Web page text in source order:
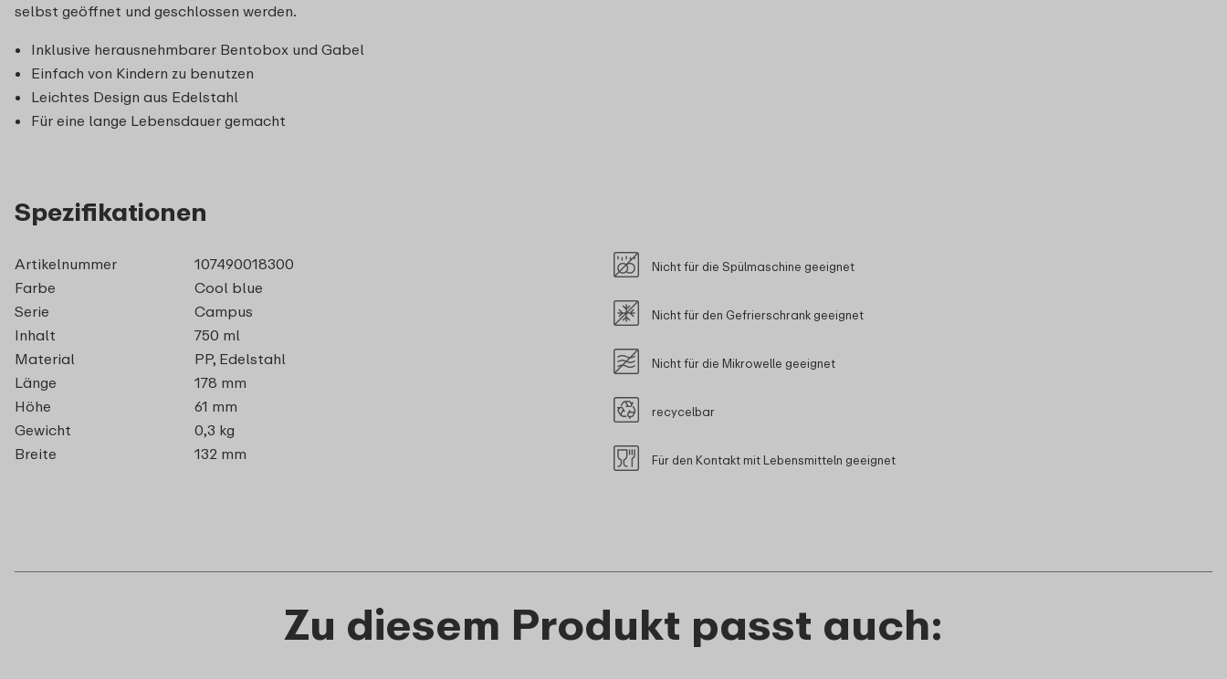
selbst geöffnet und geschlossen werden.
Inklusive herausnehmbarer Bentobox und Gabel
Einfach von Kindern zu benutzen
Leichtes Design aus Edelstahl
Für eine lange Lebensdauer gemacht
Spezifikationen
Artikelnummer
107490018300
Farbe
Cool blue
Serie
Campus
Inhalt
750 ml
Material
PP, Edelstahl
Länge
178 mm
Höhe
61 mm
Gewicht
0,3 kg
Breite
132 mm
Nicht für die Spülmaschine geeignet
Nicht für den Gefrierschrank geeignet
Nicht für die Mikrowelle geeignet
recycelbar
Für den Kontakt mit Lebensmitteln geeignet
Zu diesem Produkt passt auch: